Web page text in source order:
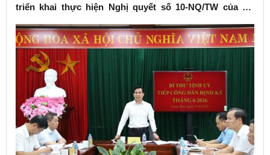
triển khai thực hiện Nghị quyết số 10-NQ/TW của Bộ